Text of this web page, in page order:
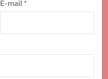
E-mail *